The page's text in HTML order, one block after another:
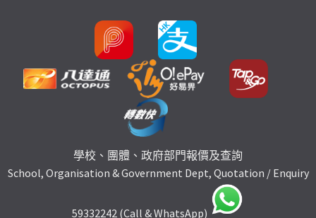
學校、團體、政府部門報價及查詢
School, Organisation & Government Dept, Quotation / Enquiry
59332242 (Call & WhatsApp)